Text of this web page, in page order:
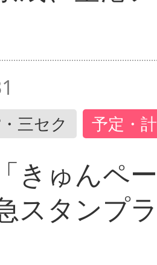
三セク 予定・
ゅんペ
スタンプ